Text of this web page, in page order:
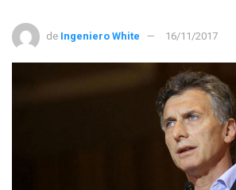
de Ingeniero White 16/11/2017